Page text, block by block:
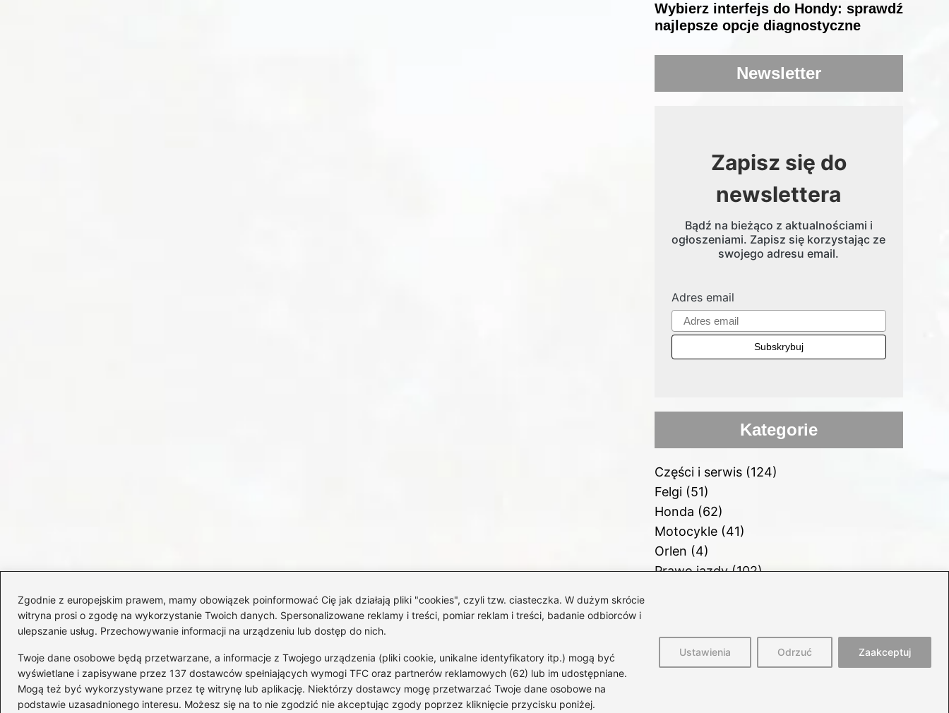
Zgodnie z europejskim prawem, mamy obowiązek poinformować Cię jak działają pliki "cookies", czyli tzw. ciasteczka. W dużym skrócie
witryna prosi o zgodę na wykorzystanie Twoich danych. Spersonalizowane reklamy i treści, pomiar reklam i treści, badanie odbiorców i
ulepszanie usług. Przechowywanie informacji na urządzeniu lub dostęp do nich.
Twoje dane osobowe będą przetwarzane, a informacje z Twojego urządzenia (pliki cookie, unikalne identyfikatory itp.) mogą być
wyświetlane i zapisywane przez 137 dostawców spełniających wymogi TFC oraz partnerów reklamowych (62) lub im udostępniane.
Mogą też być wykorzystywane przez tę witrynę lub aplikację. Niektórzy dostawcy mogę przetwarzać Twoje dane osobowe na
podstawie uzasadnionego interesu. Możesz się na to nie zgodzić nie akceptując zgody poprzez kliknięcie przycisku poniżej.
Ustawienia Odrzuć Zaakceptuj
Wybierz interfejs do Hondy: sprawdź
najlepsze opcje diagnostyczne
Newsletter
Zapisz się do
newslettera
Bądź na bieżąco z aktualnościami i
ogłoszeniami. Zapisz się korzystając ze
swojego adresu email.
Adres email
Kategorie
Części i serwis(124)
Felgi(51)
Honda (62)
Motocykle(41)
Orlen (4)
Prawo jazdy(102)
Copyright © 2026 WózkiMotocyklowe.pl